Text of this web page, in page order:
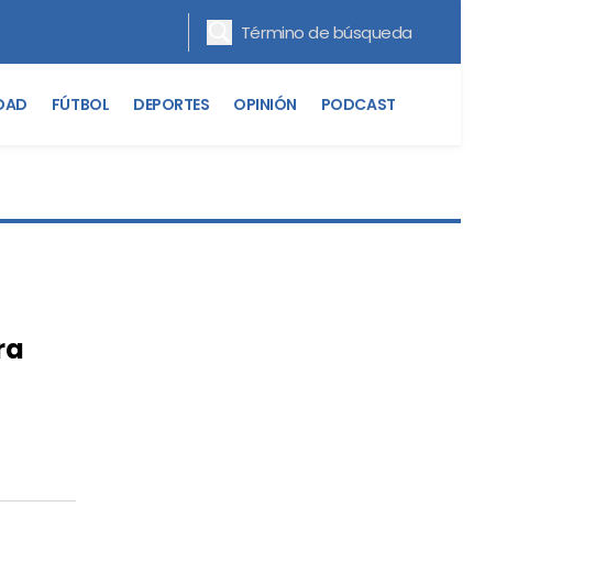
FÚTBOL DEPORTES OPINIÓN PODCAST